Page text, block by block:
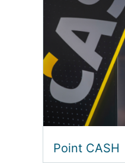
Point CASH